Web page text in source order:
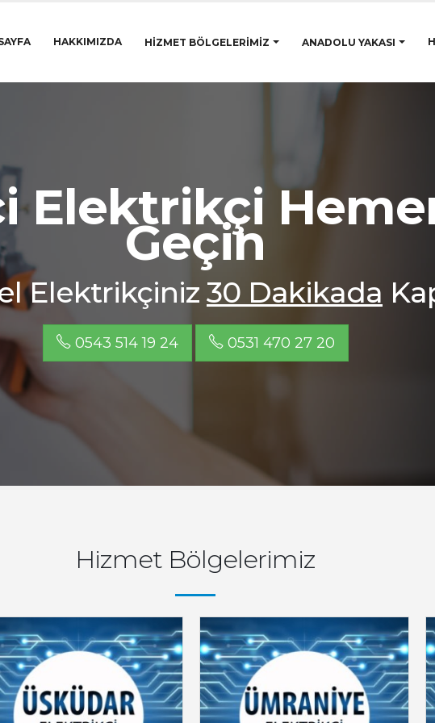
HAKKIMIZDA HIZMET BÖLGELERIMIZ ANADOLU YAKASI
Elektrikçi
Geçin
Elektrikçiniz 30 Dakikada
0543 514 19 24 0531 470 27 20
Hizmet Bölgelerimiz